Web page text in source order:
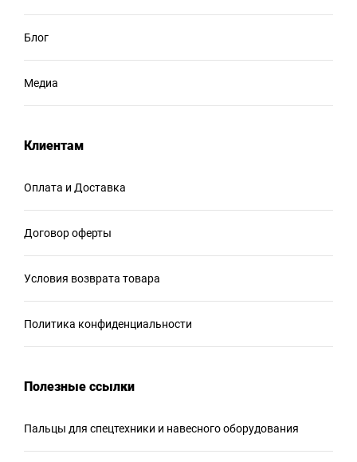
Блог
Медиа
Клиентам
Оплата и Доставка
Договор оферты
Условия возврата товара
Политика конфиденциальности
Полезные ссылки
Пальцы для спецтехники и навесного оборудования